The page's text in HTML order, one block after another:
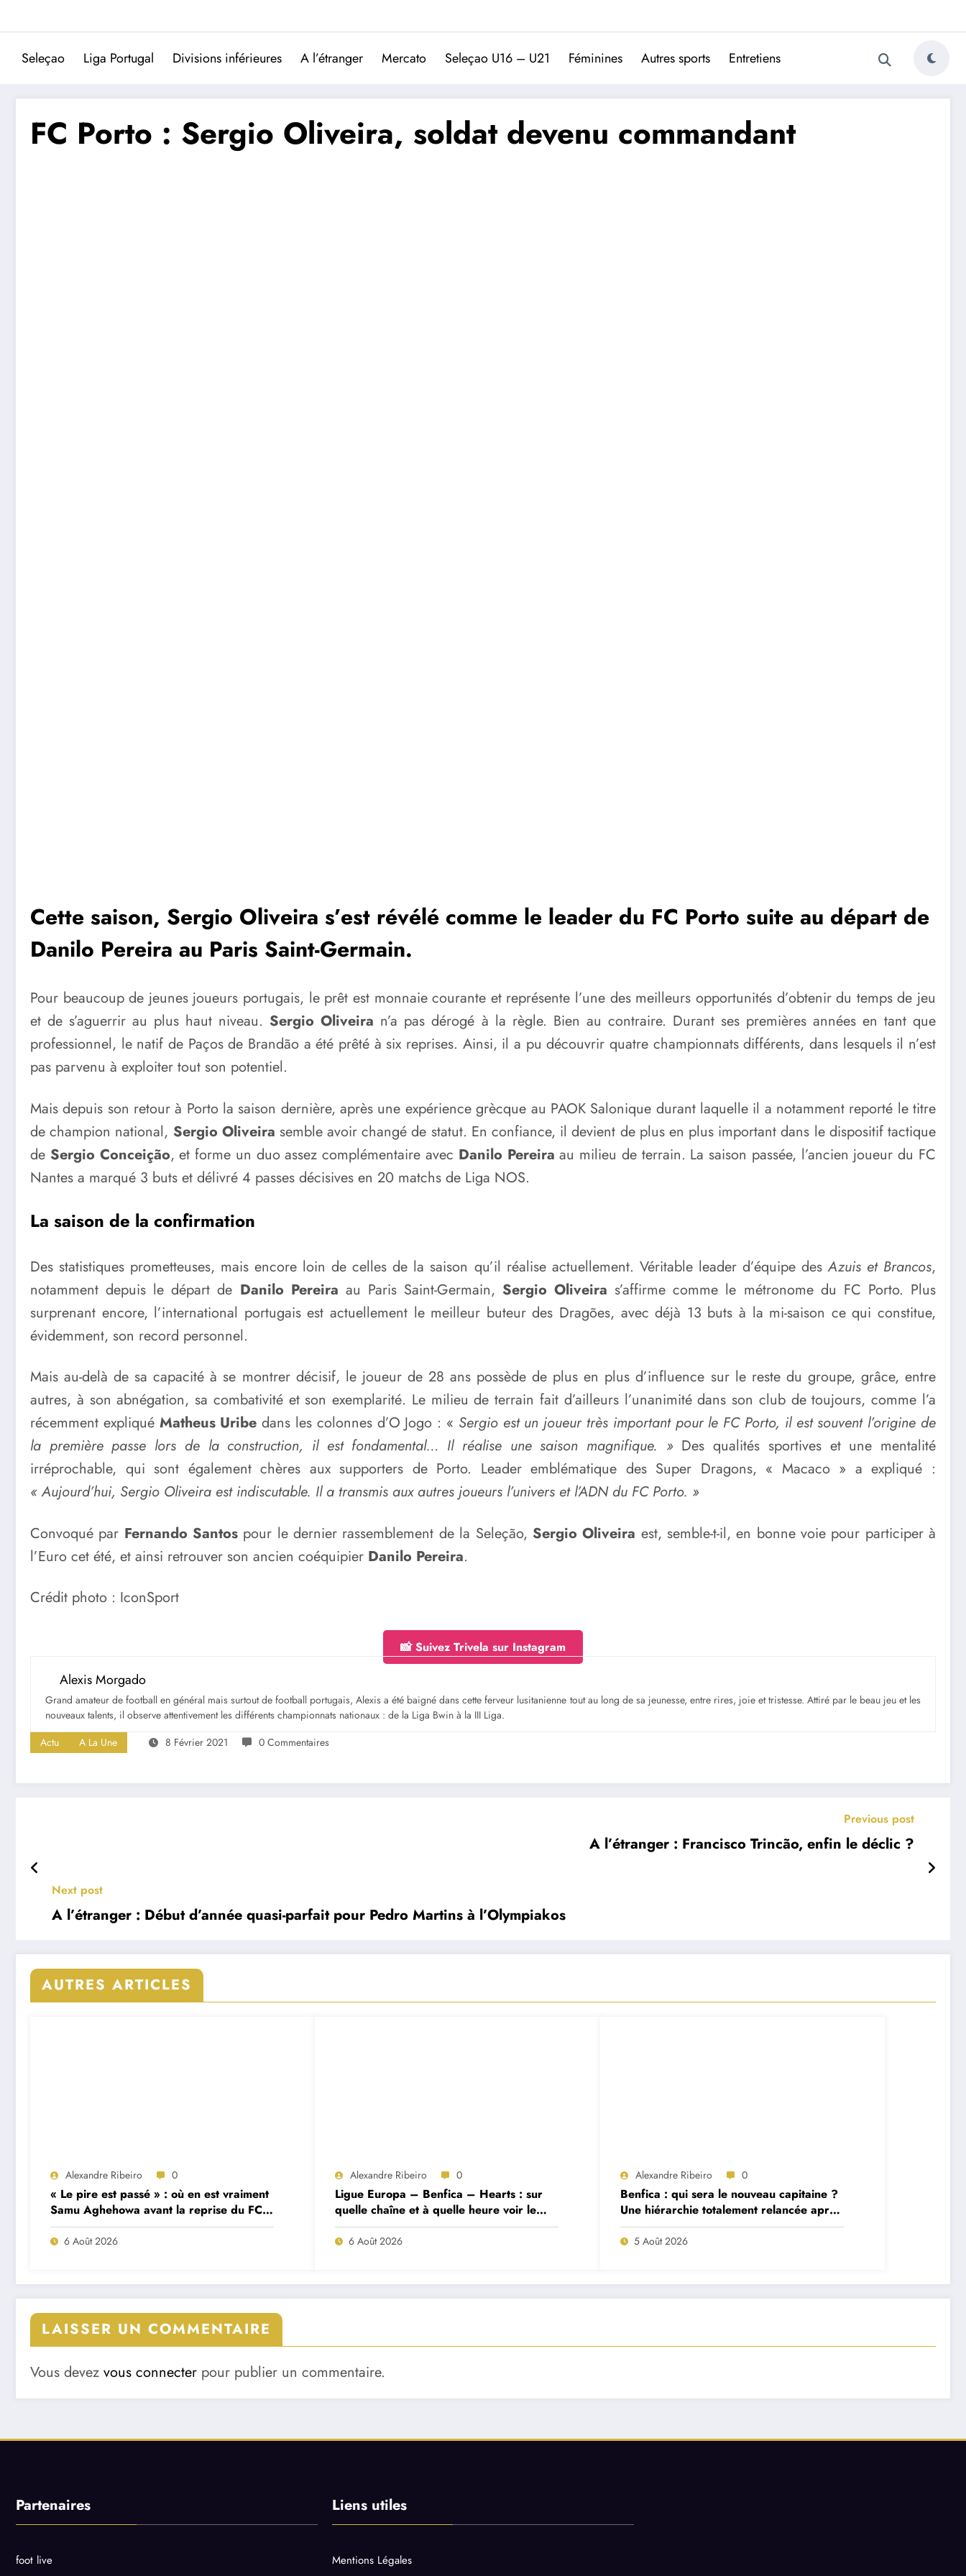
Trivela
L'actualité du football portugais
Seleçao Liga Portugal Divisions inférieures A l’étranger Mercato Seleçao U16 – U21 Féminines Autres sports Entretiens
FC Porto : Sergio Oliveira, soldat devenu commandant
Cette saison, Sergio Oliveira s’est révélé comme le leader du FC Porto suite au départ de
Danilo Pereira au Paris Saint-Germain.
Pour beaucoup de jeunes joueurs portugais, le prêt est monnaie courante et représente l’une des meilleurs opportunités d’obtenir du temps de jeu
et de s’aguerrir au plus haut niveau. Sergio Oliveira n’a pas dérogé à la règle. Bien au contraire. Durant ses premières années en tant que
professionnel, le natif de Paços de Brandão a été prêté à six reprises. Ainsi, il a pu découvrir quatre championnats différents, dans lesquels il n’est
pas parvenu à exploiter tout son potentiel.
Mais depuis son retour à Porto la saison dernière, après une expérience grècque au PAOK Salonique durant laquelle il a notamment reporté le titre
de champion national, Sergio Oliveira semble avoir changé de statut. En confiance, il devient de plus en plus important dans le dispositif tactique
de Sergio Conceição, et forme un duo assez complémentaire avec Danilo Pereira au milieu de terrain. La saison passée, l’ancien joueur du FC
Nantes a marqué 3 buts et délivré 4 passes décisives en 20 matchs de Liga NOS.
La saison de la confirmation
Des statistiques prometteuses, mais encore loin de celles de la saison qu’il réalise actuellement. Véritable leader d’équipe desAzuis et Brancos,
notamment depuis le départ de Danilo Pereira au Paris Saint-Germain, Sergio Oliveira s’affirme comme le métronome du FC Porto. Plus
surprenant encore, l’international portugais est actuellement le meilleur buteur des Dragões, avec déjà 13 buts à la mi-saison ce qui constitue,
évidemment, son record personnel.
Mais au-delà de sa capacité à se montrer décisif, le joueur de 28 ans possède de plus en plus d’influence sur le reste du groupe, grâce, entre
autres, à son abnégation, sa combativité et son exemplarité. Le milieu de terrain fait d’ailleurs l’unanimité dans son club de toujours, comme l’a
récemment expliqué Matheus Uribe dans les colonnes d’O Jogo : « Sergio est un joueur très important pour le FC Porto, il est souvent l’origine de
la première passe lors de la construction, il est fondamental… Il réalise une saison magnifique. »Des qualités sportives et une mentalité
irréprochable, qui sont également chères aux supporters de Porto. Leader emblématique des Super Dragons, « Macaco » a expliqué :
« Aujourd’hui, Sergio Oliveira est indiscutable. Il a transmis aux autres joueurs l’univers et l’ADN du FC Porto. »
Convoqué par Fernando Santos pour le dernier rassemblement de la Seleção, Sergio Oliveira est, semble-t-il, en bonne voie pour participer à
l’Euro cet été, et ainsi retrouver son ancien coéquipier Danilo Pereira.
Crédit photo : IconSport
📸 Suivez Trivela sur Instagram
Alexis Morgado
Grand amateur de football en général mais surtout de football portugais, Alexis a été baigné dans cette ferveur lusitanienne tout au long de sa jeunesse, entre rires, joie et tristesse. Attiré par le beau jeu et les
nouveaux talents, il observe attentivement les différents championnats nationaux : de la Liga Bwin à la III Liga.
Actu
A La Une 8 Février 2021 0 Commentaires
Previous post
A l’étranger : Francisco Trincão, enfin le déclic ?
Next post
A l’étranger : Début d’année quasi-parfait pour Pedro Martins à l’Olympiakos
AUTRES ARTICLES
Alexandre Ribeiro 0
« Le pire est passé » : où en est vraiment
Samu Aghehowa avant la reprise du FC
Porto ?
6 Août 2026
Alexandre Ribeiro 0
Ligue Europa – Benfica – Hearts : sur
quelle chaîne et à quelle heure voir le
match ?
6 Août 2026
Alexandre Ribeiro 0
Benfica : qui sera le nouveau capitaine ?
Une hiérarchie totalement relancée après
deux départs majeurs
5 Août 2026
LAISSER UN COMMENTAIRE
Vous devez vous connecter pour publier un commentaire.
Partenaires
foot live
Liens utiles
Mentions Légales